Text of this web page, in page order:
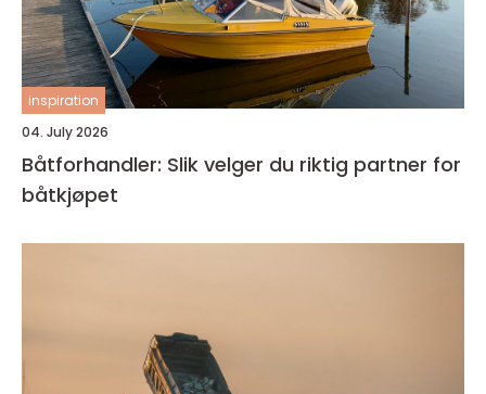
inspiration
04. July 2026
Båtforhandler: Slik velger du riktig partner for
båtkjøpet